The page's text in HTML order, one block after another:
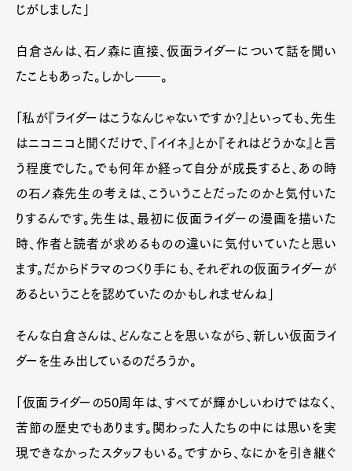
じがしました」
白倉さんは、石ノ森に直接、仮面ライダーについて話を聞い
たこともあった。しかし――。
「私が『ライダーはこうなんじゃないですか?』といっても、先生
はニコニコと聞くだけで、『イイネ』とか『それはどうかな』と言
う程度でした。でも何年か経って自分が成長すると、あの時
の石ノ森先生の考えは、こういうことだったのかと気付いた
りするんです。先生は、最初に仮面ライダーの漫画を描いた
時、作者と読者が求めるものの違いに気付いていたと思い
ます。だからドラマのつくり手にも、それぞれの仮面ライダーが
あるということを認めていたのかもしれませんね」
そんな白倉さんは、どんなことを思いながら、新しい仮面ライ
ダーを生み出しているのだろうか。
「仮面ライダーの50周年は、すべてが輝かしいわけではなく、
苦節の歴史でもあります。関わった人たちの中には思いを実
現できなかったスタッフもいる。ですから、なにかを引き継ぐ